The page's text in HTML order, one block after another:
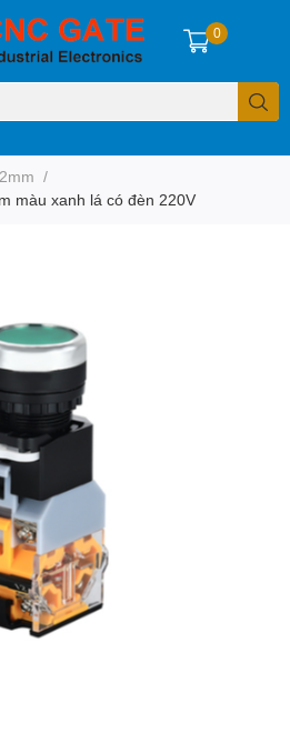
0
/
màu xanh lá có đèn 220V